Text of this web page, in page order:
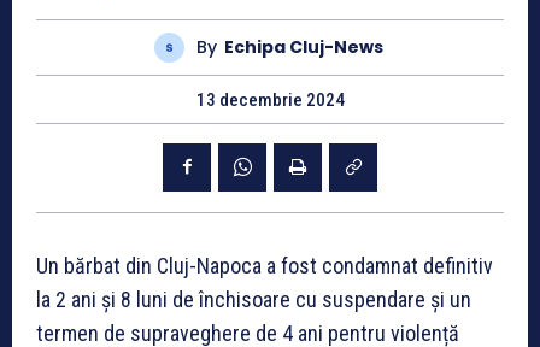
By Echipa Cluj-News
13 decembrie 2024
Un bărbat din Cluj-Napoca a fost condamnat definitiv
la 2 ani și 8 luni de închisoare cu suspendare și un
termen de supraveghere de 4 ani pentru violență